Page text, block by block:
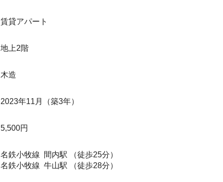
賃貸アパート
地上2階
木造
2023年11月（築3年）
5,500円
名鉄小牧線 間内駅 （徒歩25分）
名鉄小牧線 牛山駅 （徒歩28分）